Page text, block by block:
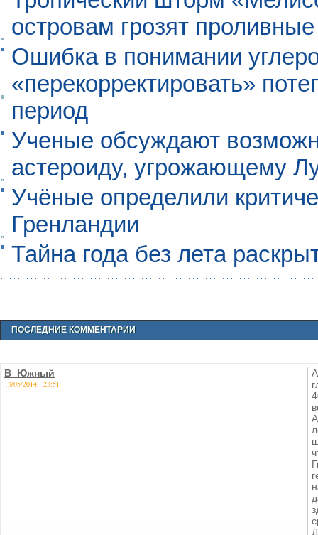
островам грозят
Ошибка в понимании
«перекорректировать»
период
Ученые обсуждают
астероиду, угрожающему
Учёные определили
Гренландии
Тайна года без лета
ПОСЛЕДНИЕ КОММЕНТАРИИ
В_Южный
13/05/2014, 23:51